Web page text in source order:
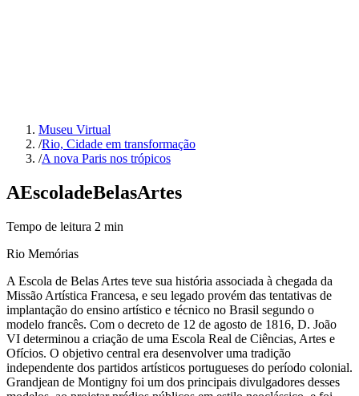
Museu Virtual
/Rio, Cidade em transformação
/A nova Paris nos trópicos
AEscoladeBelasArtes
Tempo de leitura 2 min
Rio Memórias
A Escola de Belas Artes teve sua história associada à chegada da
Missão Artística Francesa, e seu legado provém das tentativas de
implantação do ensino artístico e técnico no Brasil segundo o
modelo francês. Com o decreto de 12 de agosto de 1816, D. João
VI determinou a criação de uma Escola Real de Ciências, Artes e
Ofícios. O objetivo central era desenvolver uma tradição
independente dos partidos artísticos portugueses do período colonial.
Grandjean de Montigny foi um dos principais divulgadores desses